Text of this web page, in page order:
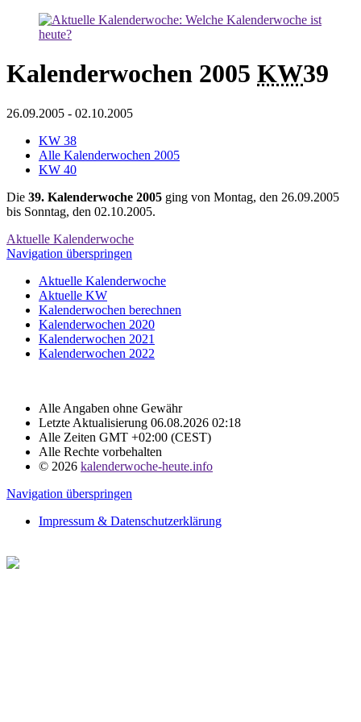
Kalenderwochen 2005 KW39
26.09.2005 - 02.10.2005
KW 38
Alle Kalenderwochen 2005
KW 40
Die 39. Kalenderwoche 2005 ging von Montag, den 26.09.2005
bis Sonntag, den 02.10.2005.
Aktuelle Kalenderwoche
Navigation überspringen
Aktuelle Kalenderwoche
Aktuelle KW
Kalenderwochen berechnen
Kalenderwochen 2020
Kalenderwochen 2021
Kalenderwochen 2022
Alle Angaben ohne Gewähr
Letzte Aktualisierung 06.08.2026 02:18
Alle Zeiten GMT +02:00 (CEST)
Alle Rechte vorbehalten
© 2026 kalenderwoche-heute.info
Navigation überspringen
Impressum & Datenschutzerklärung